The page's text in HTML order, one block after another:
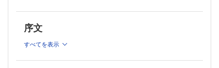
症例×Q&A 超高齢社会シコウの利尿薬適正使用シコウ
体液過剰状態を呈する高齢うっ血性心不全患者の入院（再入院）が繰り
返される現状，なんとかならないのか？（杉本 俊郎）
障害者支援・介護の世界で，今，何が求められているのか
認ください。
最新版
序文
すべてを表示